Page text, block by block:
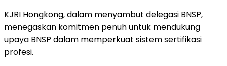
KJRI Hongkong, dalam menyambut delegasi BNSP,
menegaskan komitmen penuh untuk mendukung
upaya BNSP dalam memperkuat sistem sertifikasi
profesi.